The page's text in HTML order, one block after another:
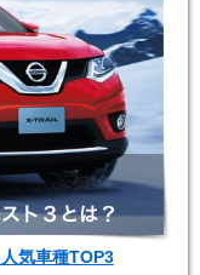
気車種TOP3